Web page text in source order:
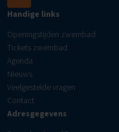
Handige links
Openingstijden zwembad
Tickets zwembad
Agenda
Nieuws
Veelgestelde vragen
Contact
Adresgegevens